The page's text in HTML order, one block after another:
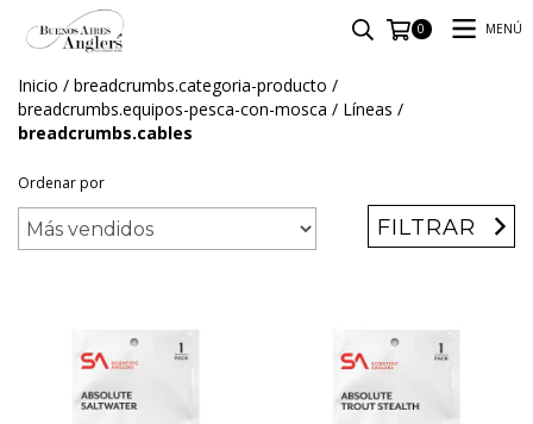
0 MENÚ
Inicio / breadcrumbs.categoria-producto /
breadcrumbs.equipos-pesca-con-mosca / Líneas /
breadcrumbs.cables
Ordenar por
FILTRAR